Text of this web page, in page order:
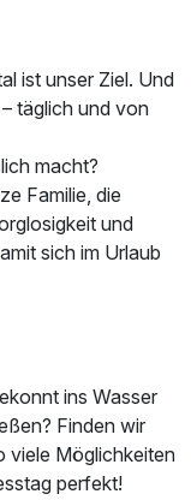
ist unser Ziel. Und
täglich und von
macht?
Familie, die
und
sich im Urlaub
ins Wasser
Finden wir
viele Möglichkeiten
perfekt!